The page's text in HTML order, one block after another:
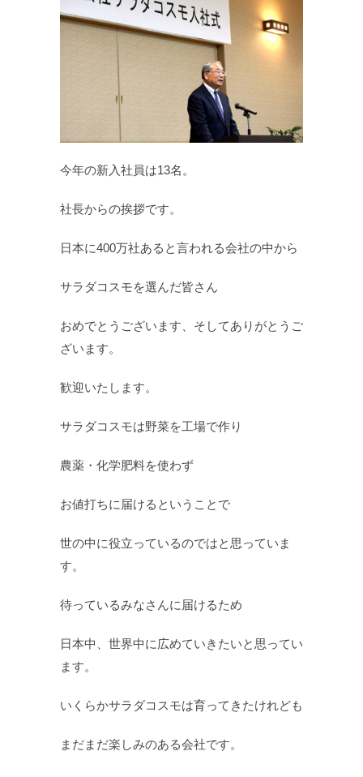
今年の新入社員は13名。
社長からの挨拶です。
日本に400万社あると言われる会社の中から
サラダコスモを選んだ皆さん
おめでとうございます、そしてありがとうご
ざいます。
歓迎いたします。
サラダコスモは野菜を工場で作り
農薬・化学肥料を使わず
お値打ちに届けるということで
世の中に役立っているのではと思っていま
す。
待っているみなさんに届けるため
日本中、世界中に広めていきたいと思ってい
ます。
いくらかサラダコスモは育ってきたけれども
まだまだ楽しみのある会社です。